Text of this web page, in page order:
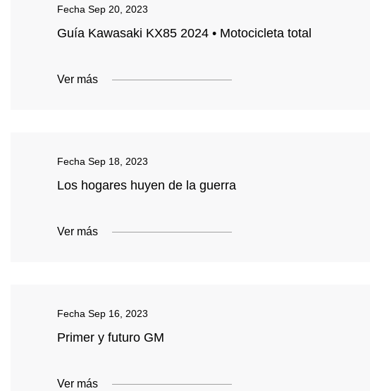
Fecha Sep 20, 2023
Guía Kawasaki KX85 2024 • Motocicleta total
Ver más
Fecha Sep 18, 2023
Los hogares huyen de la guerra
Ver más
Fecha Sep 16, 2023
Primer y futuro GM
Ver más